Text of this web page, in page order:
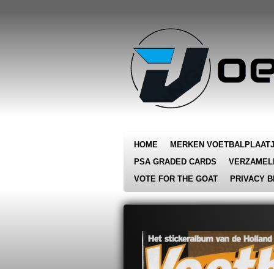
HOME MERKEN
PSA GRADED CARDS
VOTE FOR THE GOAT
PRIVACY